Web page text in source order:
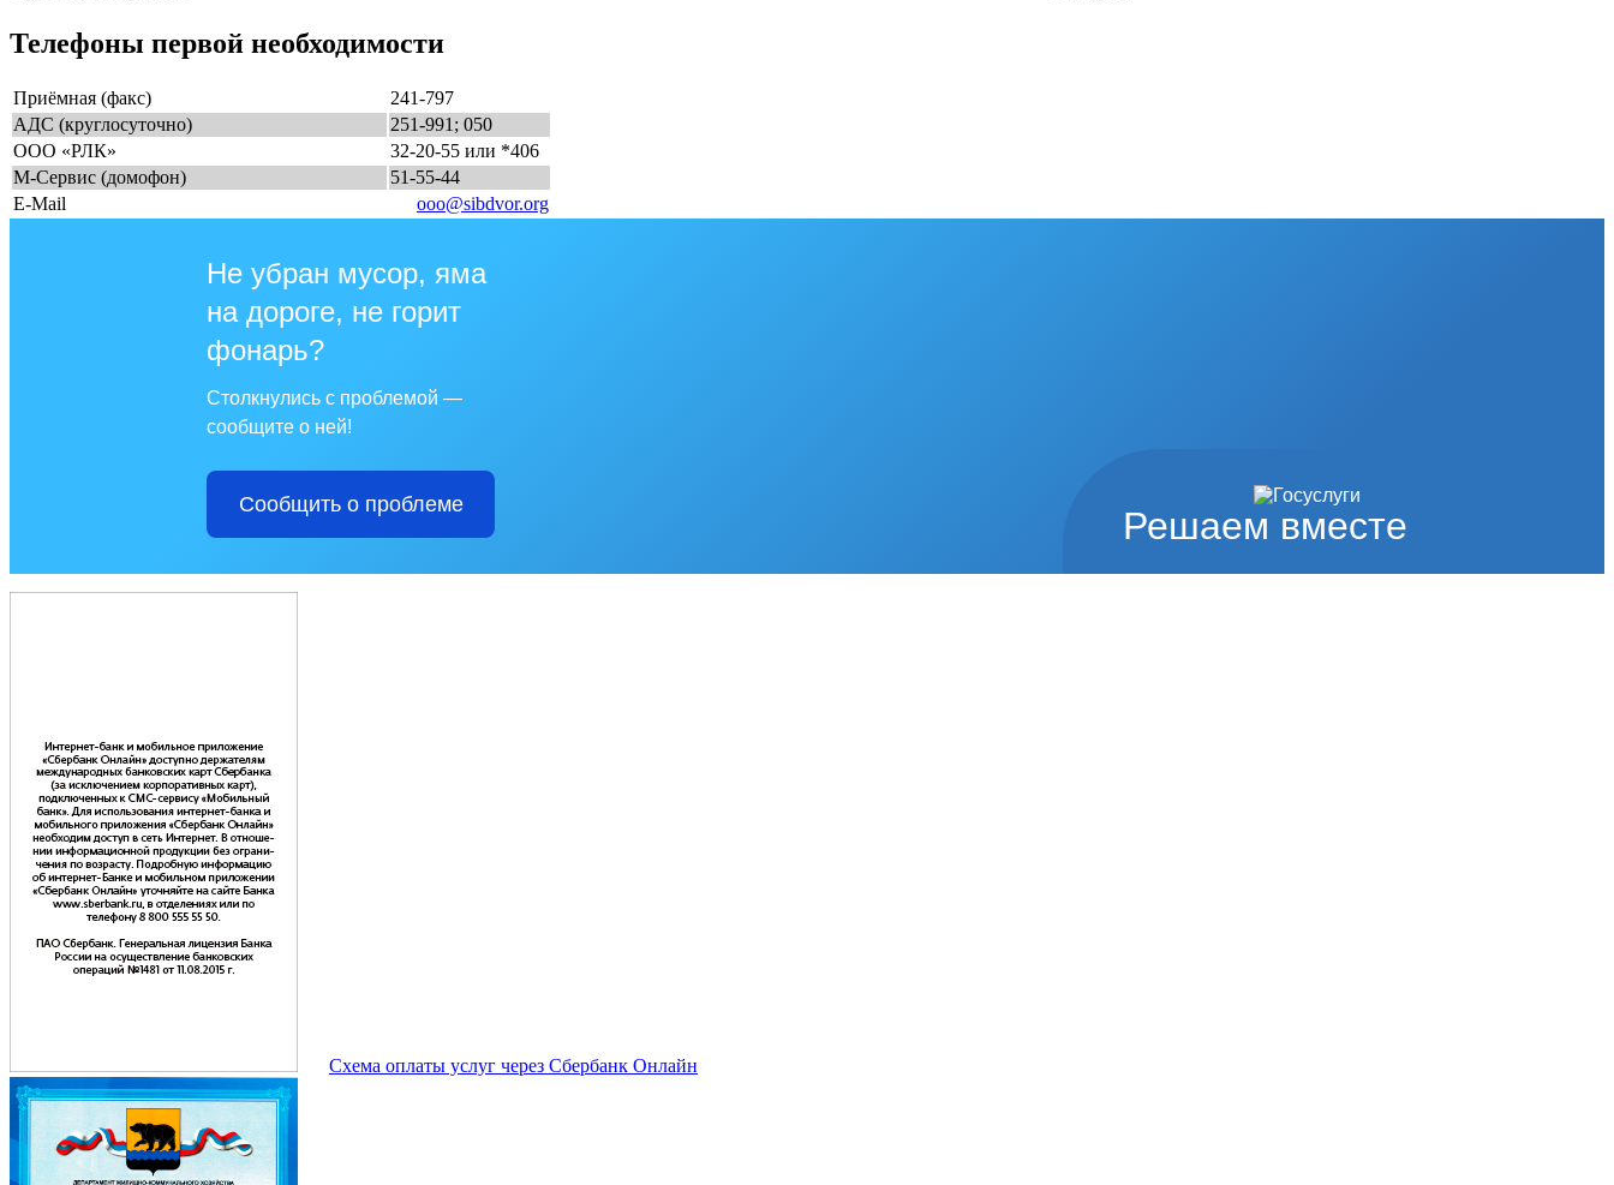
Телефоны первой необходимости
Приёмная (факс)
241-797
АДС (круглосуточно)
251-991; 050
ООО «РЛК»
32-20-55 или *406
М-Сервис (домофон)
51-55-44
E-Mail
ooo@sibdvor.org
Решаем вместе
Не убран мусор, яма
на дороге, не горит
фонарь?
Столкнулись с проблемой —
сообщите о ней!
Сообщить о проблеме
Схема оплаты услуг через Сбербанк Онлайн